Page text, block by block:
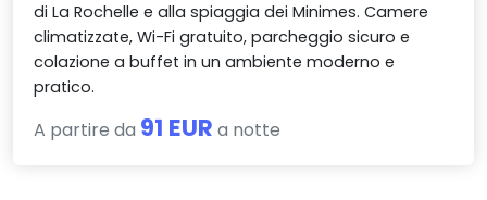
di La Rochelle e alla spiaggia dei Minimes. Camere
climatizzate, Wi-Fi gratuito, parcheggio sicuro e
colazione a buffet in un ambiente moderno e
pratico.
A partire da 91 EUR a notte